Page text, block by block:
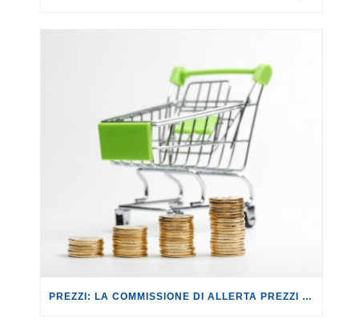
PREZZI: LA COMMISSIONE DI ALLERTA PREZZI CONTRO IL RISCHIO SPECULAZIONI.